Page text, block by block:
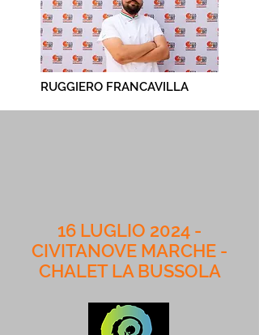
RUGGIERO FRANCAVILLA
16 LUGLIO 2024 -
CIVITANOVE MARCHE -
CHALET LA BUSSOLA